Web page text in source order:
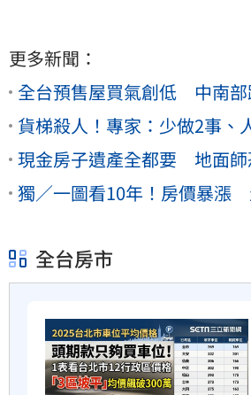
更多新聞：
全台預售屋買氣創低 中南部
貨梯殺人！專家：少做2事、
現金房子遺產全都要 地面師
獨／一圖看10年！房價暴漲
全台房市